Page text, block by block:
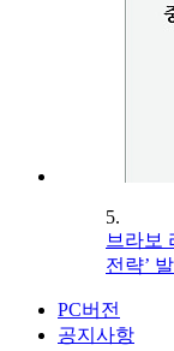
5.
브라보
전략’
PC버전
공지사항